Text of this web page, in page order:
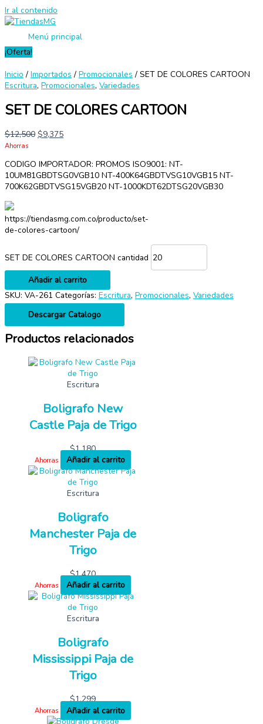
Ir al contenido
Menú principal
¡Oferta!
Inicio / Importados / Promocionales / SET DE COLORES CARTOON
Escritura, Promocionales, Variedades
SET DE COLORES CARTOON
$12,500 $9,375
Ahorras
CODIGO IMPORTADOR: PROMOS ISO9001: NT-
10UM81GBDTSG0VGB10 NT-400K64GBDTVSG10VGB15 NT-
700K62GBDTVSG15VGB20 NT-1000KDT62DTSG20VGB30
https://tiendasmg.com.co/producto/set-
de-colores-cartoon/
SET DE COLORES CARTOON cantidad
Añadir al carrito
SKU: VA-261 Categorías: Escritura, Promocionales, Variedades
Descargar Catalogo
Productos relacionados
Escritura
Boligrafo New
Castle Paja de Trigo
$1,180
Ahorras Añadir al carrito
Escritura
Boligrafo
Manchester Paja de
Trigo
$1,470
Ahorras Añadir al carrito
Escritura
Boligrafo
Mississippi Paja de
Trigo
$1,299
Ahorras
Añadir al carrito